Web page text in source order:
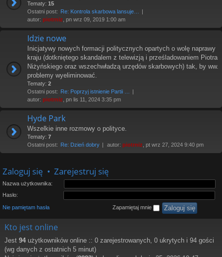
Tematy: 15
Ostatni post: Re: Kontrola skarbowa lansuje…
autor: piotrniz , pn wrz 09, 2019 1:00 am
Idzie nowe
Inicjatywy nowych formacji politycznych opartych o wolę naprawy
kraju (dotkniętego skandalem z telewizją i prześladowaniem Piotra
Niżyńskiego oraz wszechwładzą urzędów skarbowych) tak, by ww.
problemy wyeliminować.
Tematy: 2
Ostatni post: Re: Poprzyj istnienie Partii …
autor: piotrniz , pn lis 11, 2024 3:35 pm
Hyde Park
Wszelkie inne rozmowy o polityce.
Tematy: 7
Ostatni post: Re: Dzień dobry autor: piotrniz , pt wrz 27, 2024 9:40 pm
Zaloguj się • Zarejestruj się
Nazwa użytkownika:
Hasło:
Nie pamiętam hasła Zapamiętaj mnie
Kto jest online
Jest 94 użytkowników online :: 0 zarejestrowanych, 0 ukrytych i 94 gości
(wg danych z ostatnich 5 minut)